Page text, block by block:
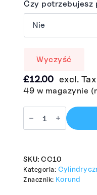
Czy potrzebujesz
Wyczyść
£12.00 excl. Tax
49 w magazynie
SKU:CC10
Kategoria:
Znacznik: Korund